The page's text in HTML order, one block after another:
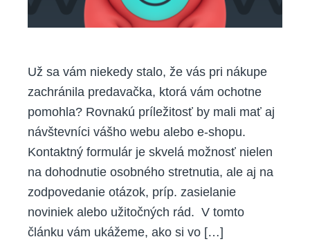
Už sa vám niekedy stalo, že vás pri nákupe
zachránila predavačka, ktorá vám ochotne
pomohla? Rovnakú príležitosť by mali mať aj
návštevníci vášho webu alebo e-shopu.
Kontaktný formulár je skvelá možnosť nielen
na dohodnutie osobného stretnutia, ale aj na
zodpovedanie otázok, príp. zasielanie
noviniek alebo užitočných rád. V tomto
článku vám ukážeme, ako si vo […]